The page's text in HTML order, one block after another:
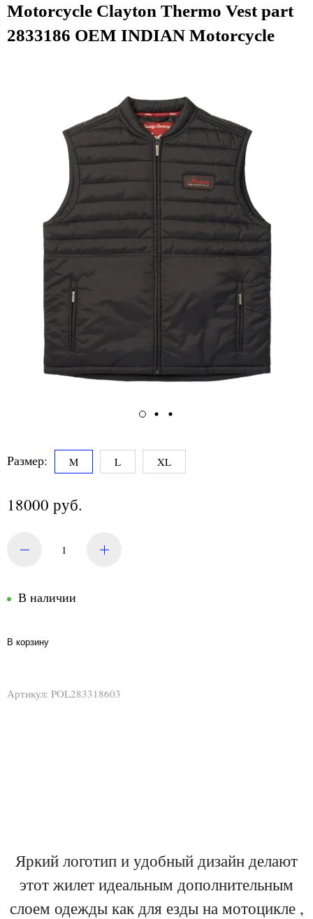
Motorcycle Clayton Thermo Vest part
2833186 OEM INDIAN Motorcycle
Размер: M L XL
18000 руб.
В наличии
В корзину
Артикул: POL283318603
Яркий логотип и удобный дизайн делают
этот жилет идеальным дополнительным
слоем одежды как для езды на мотоцикле ,